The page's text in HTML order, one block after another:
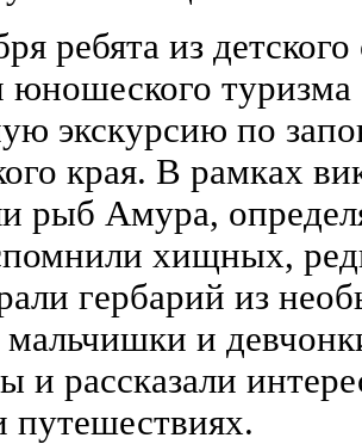
ребята из
юношеского
экскурсию по
края. В рамках
рыб Амура,
хищных,
гербарий из
и
и рассказали
путешествиях.